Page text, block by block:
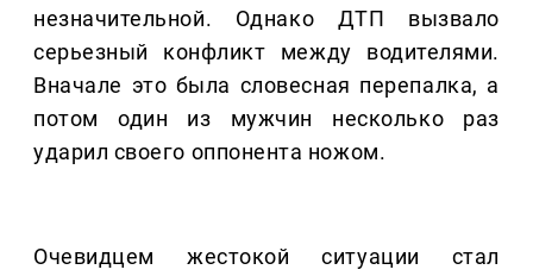
незначительной. Однако ДТП вызвало
серьезный конфликт между водителями.
Вначале это была словесная перепалка, а
потом один из мужчин несколько раз
ударил своего оппонента ножом.
Очевидцем жестокой ситуации стал